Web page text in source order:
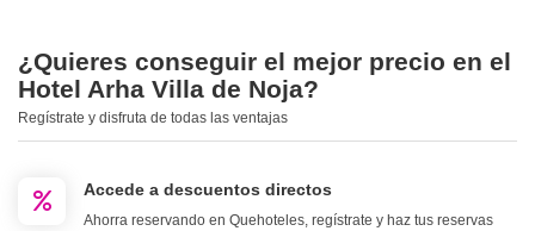
¿Quieres conseguir el mejor precio en el
Hotel Arha Villa de Noja?
Regístrate y disfruta de todas las ventajas
Accede a descuentos directos
Ahorra reservando en Quehoteles, regístrate y haz tus reservas